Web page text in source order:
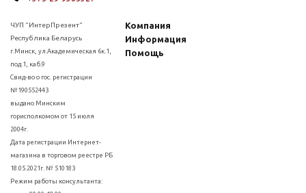
ЧУП "ИнтерПрезент"
Республика Беларусь
г.Минск, ул.Академическая 6к.1,
под.1, каб.9
Свид-во о гос. регистрации
№190552443
выдано Минским
горисполкомом от 15 июля
2004г.
Дата регистрации Интернет-
магазина в торговом реестре РБ
18.05.2021г. № 510183
Режим работы консультанта:
Компания
Информация
Помощь